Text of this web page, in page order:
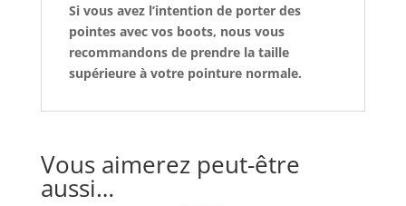
Si vous avez l’intention de porter des
pointes avec vos boots, nous vous
recommandons de prendre la taille
supérieure à votre pointure normale.
Vous aimerez peut-être
aussi…